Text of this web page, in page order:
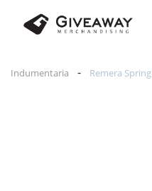
Indumentaria - Remera Spring